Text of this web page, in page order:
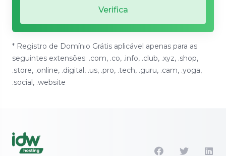
Verifica
* Registro de Domínio Grátis aplicável apenas para as
seguintes extensões: .com, .co, .info, .club, .xyz, .shop,
.store, .online, .digital, .us, .pro, .tech, .guru, .cam, .yoga,
.social, .website